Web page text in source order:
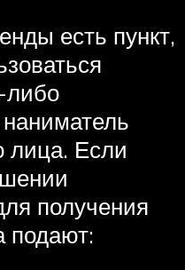
есть пункт,
либо
лица. Если
получения
подают: